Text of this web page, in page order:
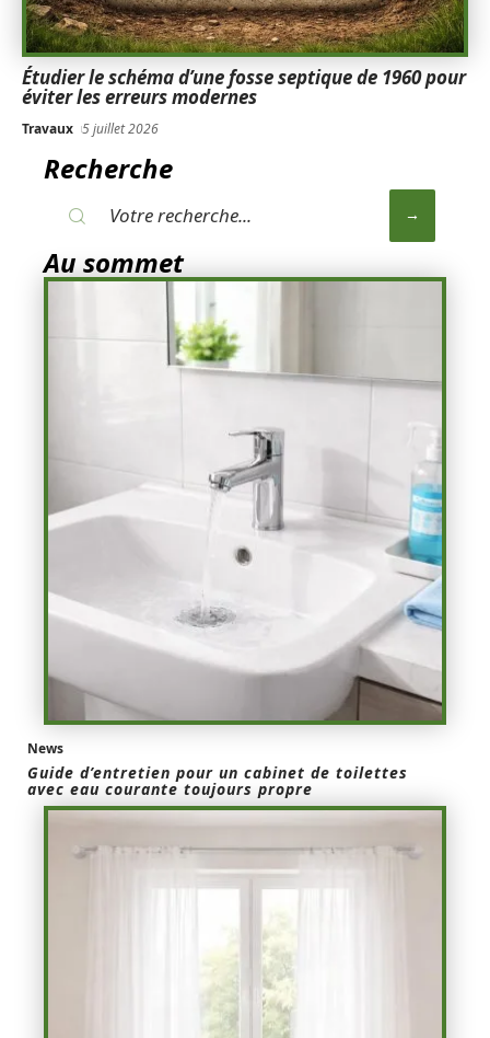
Étudier le schéma d’une fosse septique de 1960 pour
éviter les erreurs modernes
Travaux 5 juillet 2026
Recherche
Au sommet
News
Guide d’entretien pour un cabinet de toilettes
avec eau courante toujours propre